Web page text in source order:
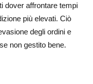
dover affrontare tempi
più elevati. Ciò
degli ordini e
non gestito bene.